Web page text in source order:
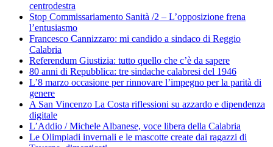
centrodestra
Stop Commissariamento Sanità /2 – L’opposizione frena
l’entusiasmo
Francesco Cannizzaro: mi candido a sindaco di Reggio
Calabria
Referendum Giustizia: tutto quello che c’è da sapere
80 anni di Repubblica: tre sindache calabresi del 1946
L’8 marzo occasione per rinnovare l’impegno per la parità di
genere
A San Vincenzo La Costa riflessioni su azzardo e dipendenza
digitale
L’Addio / Michele Albanese, voce libera della Calabria
Le Olimpiadi invernali e le mascotte create dai ragazzi di